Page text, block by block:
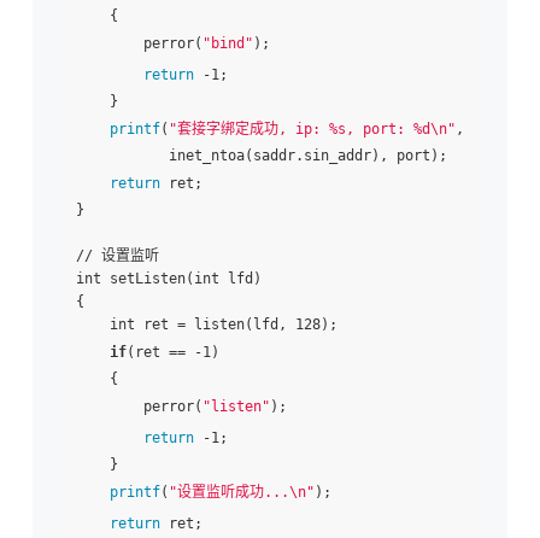
{
perror( "bind" );
return -1;
}
printf( "套接字绑定成功, ip: %s, port: %d\n" ,
inet_ntoa(saddr.sin_addr), port);
return ret;
}
// 设置监听
int setListen(int lfd)
{
int ret = listen(lfd, 128);
if(ret == -1)
{
perror( "listen" );
return -1;
}
printf( "设置监听成功...\n" );
return ret;